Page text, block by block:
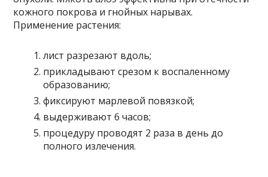
кожного покрова и гнойных нарывах.
Применение растения:
лист разрезают вдоль;
прикладывают срезом к воспаленному
образованию;
фиксируют марлевой повязкой;
выдерживают 6 часов;
процедуру проводят 2 раза в день до
полного излечения.